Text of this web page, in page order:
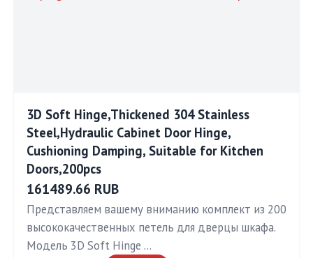
3D Soft Hinge,Thickened 304 Stainless
Steel,Hydraulic Cabinet Door Hinge,
Cushioning Damping, Suitable for Kitchen
Doors,200pcs
161489.66 RUB
Представляем вашему вниманию комплект из 200
высококачественных петель для дверцы шкафа.
Модель 3D Soft Hinge …